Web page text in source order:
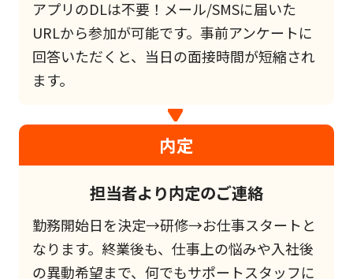
アプリのDLは不要！メール/SMSに届いた
URLから参加が可能です。事前アンケートに
回答いただくと、当日の面接時間が短縮され
ます。
内定
担当者より内定のご連絡
勤務開始日を決定→研修→お仕事スタートと
なります。終業後も、仕事上の悩みや入社後
の異動希望まで、何でもサポートスタッフに